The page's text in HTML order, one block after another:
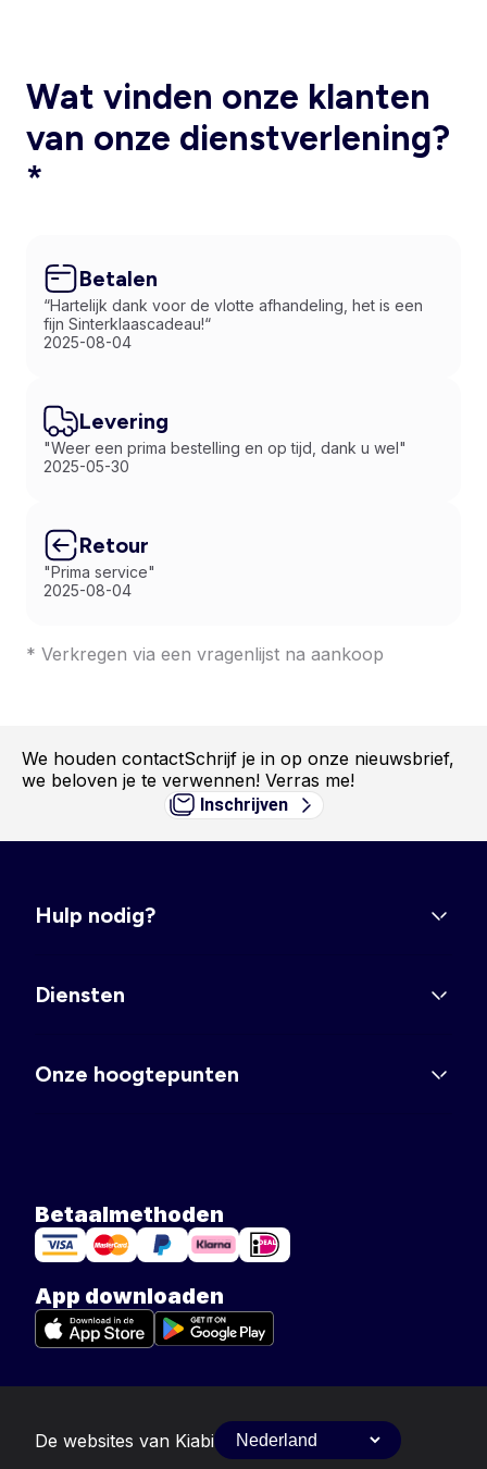
Wat vinden onze klanten
van onze dienstverlening?
*
Betalen
“Hartelijk dank voor de vlotte afhandeling, het is een
fijn Sinterklaascadeau!“
2025-08-04
Levering
"Weer een prima bestelling en op tijd, dank u wel"
2025-05-30
Retour
"Prima service"
2025-08-04
* Verkregen via een vragenlijst na aankoop
We houden contactSchrijf je in op onze nieuwsbrief,
we beloven je te verwennen! Verras me!
Inschrijven
Hulp nodig?
Diensten
Onze hoogtepunten
Betaalmethoden
App downloaden
De websites van Kiabi